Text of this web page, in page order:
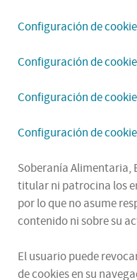
Configuración de
Configuración de
Configuración de
Configuración de
Soberanía Alimentaria,
titular ni patrocina los
por lo que no asume
contenido ni sobre su
El usuario puede
de cookies en su